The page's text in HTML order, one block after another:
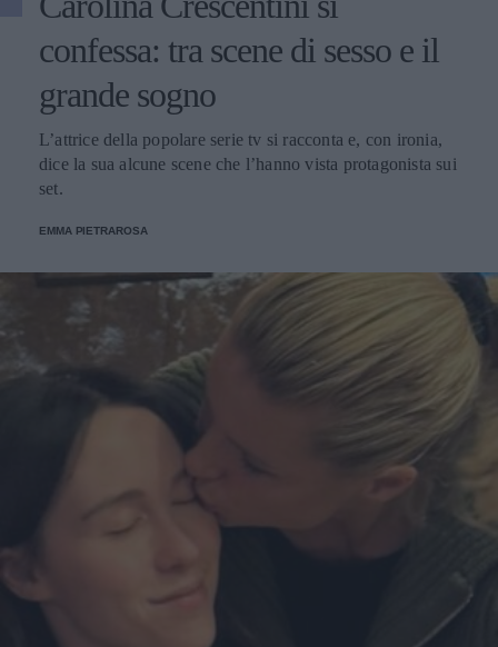
confessa: tra scene di sesso e il
grande sogno
L’attrice della popolare serie tv si racconta e, con ironia,
dice la sua alcune scene che l’hanno vista protagonista sui
set.
EMMA PIETRAROSA